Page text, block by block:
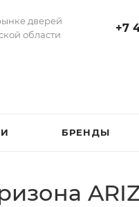
дверей
области
+7
БРЕНДЫ